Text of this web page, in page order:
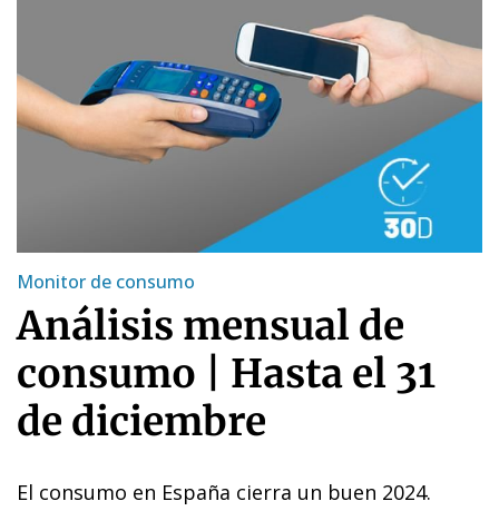
Monitor de consumo
Análisis mensual de
consumo | Hasta el 31
de diciembre
El consumo en España cierra un buen 2024.